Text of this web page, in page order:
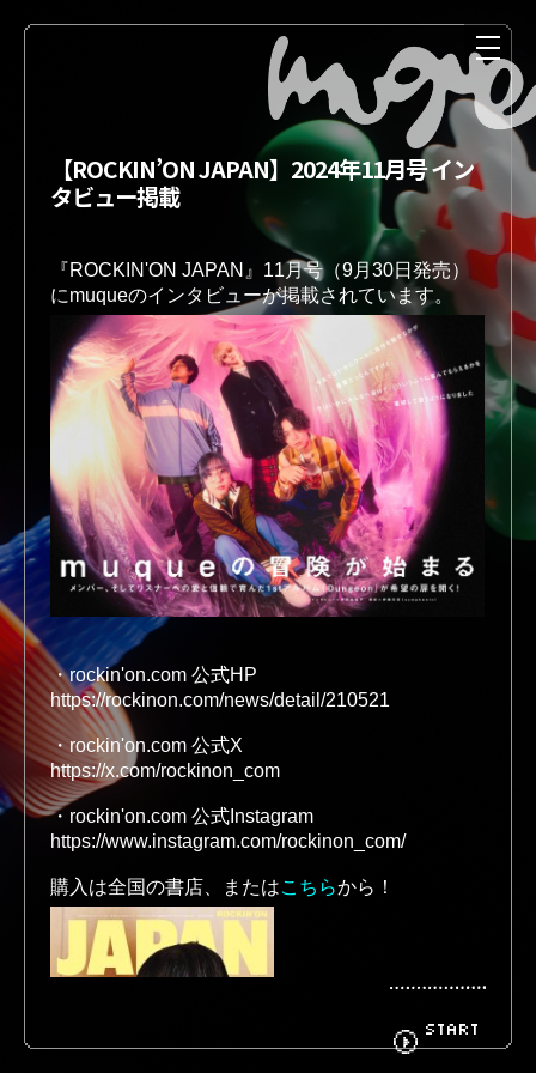
NEWS MEDIA
LIVE DISCOGRAPHY
BIOGRAPHY GOODS
FANCLUB
START
【ROCKIN’ON JAPAN】2024年11月号 イン
タビュー掲載
『ROCKIN'ON JAPAN』11月号（9月30日発売）
にmuqueのインタビューが掲載されています。
https://rockinon.com/news/detail/210521
https://x.com/rockinon_com
https://www.instagram.com/rockinon_com/
購入は全国の書店、またはこちら